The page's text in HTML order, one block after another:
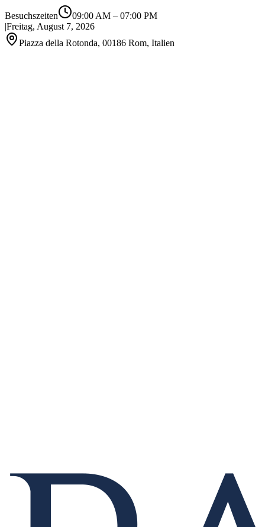
Besuchszeiten 09:00 AM – 07:00 PM
|Freitag, August 7, 2026
Piazza della Rotonda, 00186 Rom, Italien